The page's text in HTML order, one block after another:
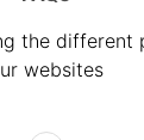
the different
websites